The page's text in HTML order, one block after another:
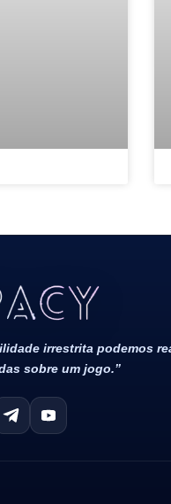
2023​
irrestrita podemos
sobre um jogo.”